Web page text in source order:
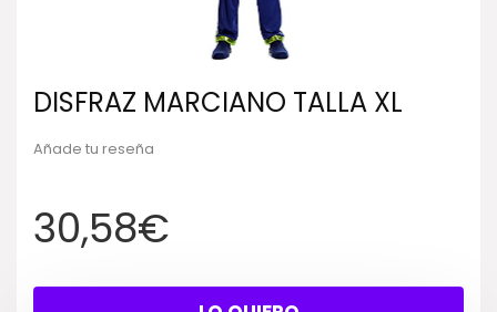
DISFRAZ MARCIANO TALLA XL
Añade tu reseña
30,58€